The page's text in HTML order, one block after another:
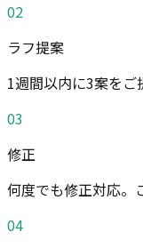
02
ラフ提案
1週間以内に3案を
03
修正
何度でも修正対応。
04